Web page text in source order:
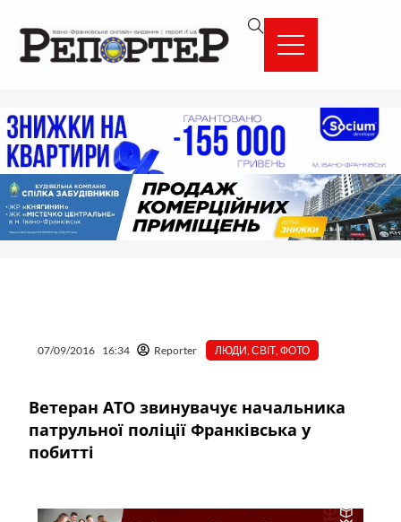
вмісту
07/09/2016 16:34 Reporter ЛЮДИ ,СВІТ ,ФОТО
Ветеран АТО звинувачує начальника
патрульної поліції Франківська у
побитті